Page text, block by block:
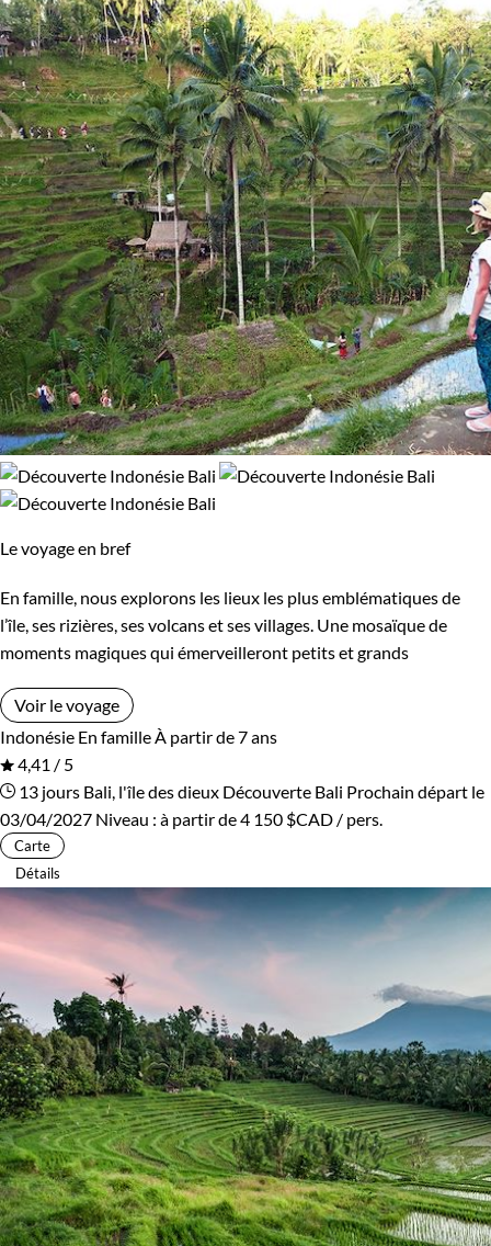
Le voyage en bref
En famille, nous explorons les lieux les plus emblématiques de
l’île, ses rizières, ses volcans et ses villages. Une mosaïque de
moments magiques qui émerveilleront petits et grands
Voir le voyage
Indonésie En famille À partir de 7 ans
4,41 / 5
13 jours Bali, l'île des dieux Découverte Bali Prochain départ le
03/04/2027 Niveau : à partir de4 150 $CAD / pers.
Carte
Détails